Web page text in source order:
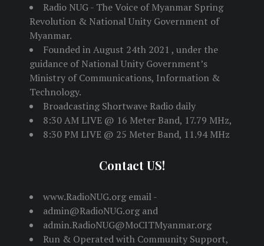
Radio NUG - The Voice of Myanmar Spring
Revolution & National Unity Government of
Myanmar.
Founded in August 24th 2021 , under the
guidance of National Unity Government’s
Ministry of Communications, Information &
Technology.
Broadcasting Shortwave Radio daily
8:30 AM LIVE @ 16 Meter Band, 17.79 MHz,
8:30 PM LIVE @ 25 Meter Band, 11.94 MHz
Contact US!
www.RadioNUG.org email -
admin@RadioNUG.org and
admin.RadioNUG@MoCITMyanmar.org
Run & Operated with Community Support,